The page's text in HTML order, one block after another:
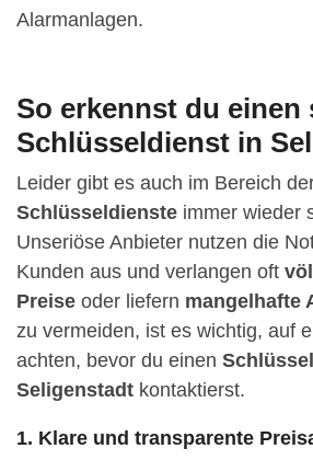
Alarmanlagen.
So erkennst du einen
Schlüsseldienst in
Leider gibt es auch im Bereich
Schlüsseldienste immer wieder
Unseriöse Anbieter nutzen die
Kunden aus und verlangen oft
Preise oder liefern mangelhafte
zu vermeiden, ist es wichtig, auf
achten, bevor du einen
Seligenstadt kontaktierst.
1. Klare und transparente